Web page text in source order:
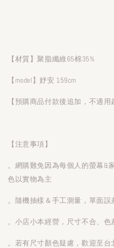
【材質】聚脂纖維65棉35%
【model】妤安 159cm
【預購商品付款後追加，不適用
【注意事項】
。網購難免因為每個人的螢幕&
色以實物為主
。隨機抽樣＆手工測量，單面誤
。小店小本經營，尺寸不合、
。若有尺寸顏色疑慮，歡迎至台